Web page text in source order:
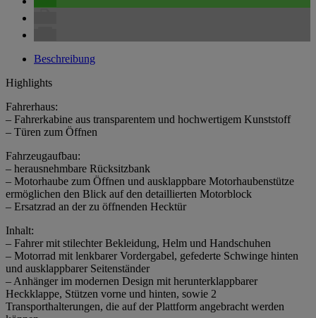
Beschreibung
Highlights
Fahrerhaus:
– Fahrerkabine aus transparentem und hochwertigem Kunststoff
– Türen zum Öffnen
Fahrzeugaufbau:
– herausnehmbare Rücksitzbank
– Motorhaube zum Öffnen und ausklappbare Motorhaubenstütze
ermöglichen den Blick auf den detaillierten Motorblock
– Ersatzrad an der zu öffnenden Hecktür
Inhalt:
– Fahrer mit stilechter Bekleidung, Helm und Handschuhen
– Motorrad mit lenkbarer Vordergabel, gefederte Schwinge hinten
und ausklappbarer Seitenständer
– Anhänger im modernen Design mit herunterklappbarer
Heckklappe, Stützen vorne und hinten, sowie 2
Transporthalterungen, die auf der Plattform angebracht werden